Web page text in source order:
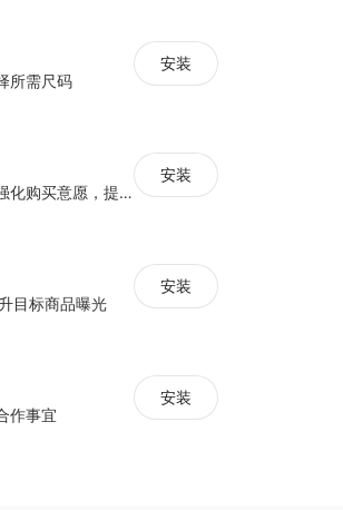
所需尺码
安装
设置倒计时与营销标签，营造热销氛围强化购买意愿，提升下单转化率
安装
目标商品曝光
安装
作事宜
安装